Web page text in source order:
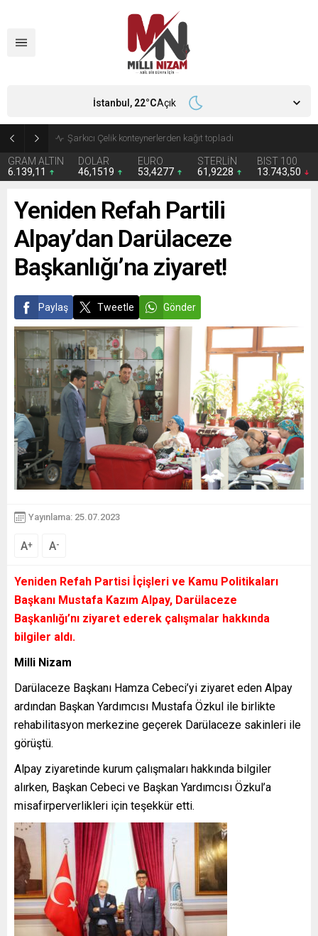
İran 2 ülkeyi birden vurdu
GRAM ALTIN
6.139,11
DOLAR
46,1519
EURO
53,4277
STERLİN
61,9228
BIST 100
13.743,50
İstanbul, 22°CAçık
Yeniden Refah Partili
Alpay’dan Darülaceze
Başkanlığı’na ziyaret!
Paylaş Tweetle Gönder
Yayınlama: 25.07.2023
A+ A-
Yeniden Refah Partisi İçişleri ve Kamu Politikaları
Başkanı Mustafa Kazım Alpay, Darülaceze
Başkanlığı’nı ziyaret ederek çalışmalar hakkında
bilgiler aldı.
Milli Nizam
Darülaceze Başkanı Hamza Cebeci’yi ziyaret eden Alpay
ardından Başkan Yardımcısı Mustafa Özkul ile birlikte
rehabilitasyon merkezine geçerek Darülaceze sakinleri ile
görüştü.
Alpay ziyaretinde kurum çalışmaları hakkında bilgiler
alırken, Başkan Cebeci ve Başkan Yardımcısı Özkul’a
misafirperverlikleri için teşekkür etti.